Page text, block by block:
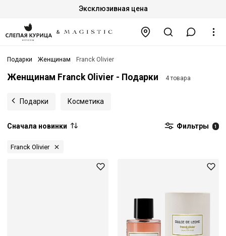
Эксклюзивная цена
Подарки Женщинам Franck Olivier
Женщинам Franck Olivier - Подарки 4 товара
Подарки Косметика
Сначала новинки Фильтры 1
Franck Olivier